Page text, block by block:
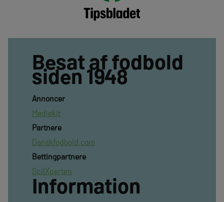
Besat af fodbold
siden 1948
Annoncer
Mediekit
Partnere
Danskfodbold.com
Bettingpartnere
SpilXperten
Information